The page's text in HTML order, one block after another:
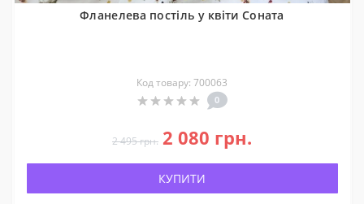
Фланелева постіль у квіти Соната
Код товару: 700063
0
2 495 грн. 2 080 грн.
КУПИТИ